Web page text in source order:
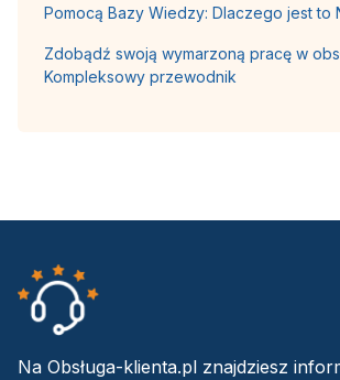
Pomocą Bazy Wiedzy: Dlaczego jest to
Zdobądź swoją wymarzoną pracę w
Kompleksowy przewodnik
Na Obsługa-klienta.pl znajdziesz